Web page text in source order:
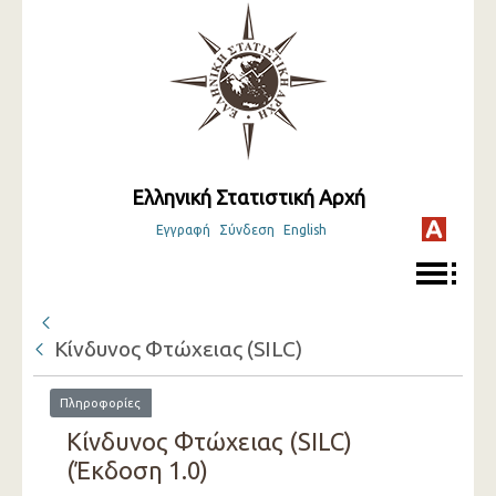
Ελληνική Στατιστική Αρχή
Εγγραφή Σύνδεση English
Κίνδυνος Φτώχειας (SILC)
Πληροφορίες
Κίνδυνος Φτώχειας (SILC)
(Έκδοση 1.0)